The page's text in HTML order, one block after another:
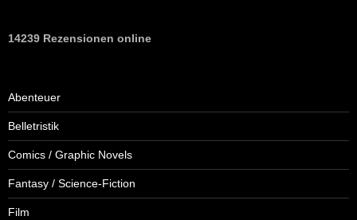
14239 Rezensionen online
Abenteuer
Belletristik
Comics / Graphic Novels
Fantasy / Science-Fiction
Film